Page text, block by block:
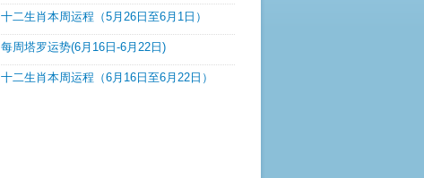
十二生肖本周运程（5月26日至6月1日）
每周塔罗运势(6月16日-6月22日)
十二生肖本周运程（6月16日至6月22日）